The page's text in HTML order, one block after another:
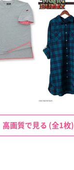
高画質で見る (全1枚)